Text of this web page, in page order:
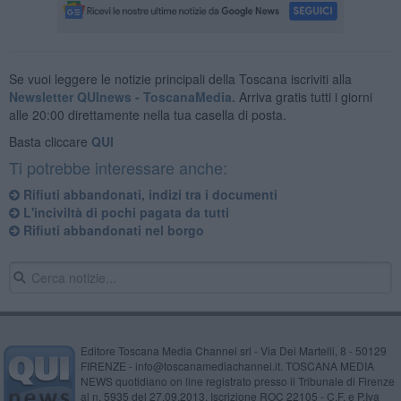
Se vuoi leggere le notizie principali della Toscana iscriviti alla
Newsletter QUInews - ToscanaMedia. Arriva gratis tutti i giorni
alle 20:00 direttamente nella tua casella di posta.
Basta cliccare QUI
Ti potrebbe interessare anche:
Rifiuti abbandonati, indizi tra i documenti
L'inciviltà di pochi pagata da tutti
Rifiuti abbandonati nel borgo
Editore Toscana Media Channel srl - Via Dei Martelli, 8 - 50129
FIRENZE - info@toscanamediachannel.it. TOSCANA MEDIA
NEWS quotidiano on line registrato presso il Tribunale di Firenze
al n. 5935 del 27.09.2013. Iscrizione ROC 22105 - C.F. e P.Iva